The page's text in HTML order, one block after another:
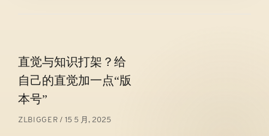
文
章
导
航
直觉与知识打架？给
自己的直觉加一点“版
本号”
ZLBIGGER 15 5 月, 2025